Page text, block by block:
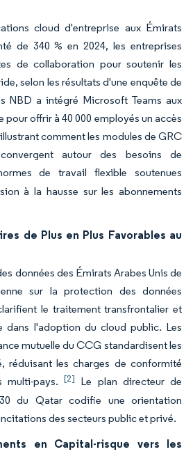
cloud d'entreprise aux Émirats
de 340 % en 2024, les entreprises
de collaboration pour soutenir les
selon les résultats d'une enquête de
NBD a intégré Microsoft Teams aux
pour offrir à 40 000 employés un accès
comment les modules de GRC
autour des besoins de
de travail flexible soutenues
à la hausse sur les abonnements
de Plus en Plus Favorables au
données des Émirats Arabes Unis de
sur la protection des données
le traitement transfrontalier et
dans l'adoption du cloud public. Les
mutuelle du CCG standardisent les
réduisant les charges de conformité
multi-pays. [2] Le plan directeur de
du Qatar codifie une orientation
des secteurs public et privé.
en Capital-risque vers les